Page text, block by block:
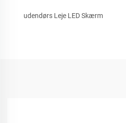
udendørs Leje LED Skærm